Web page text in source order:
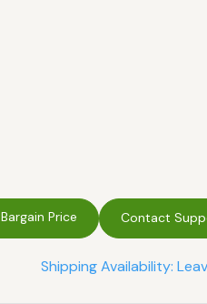
Bargain Price
Shipping Availability: